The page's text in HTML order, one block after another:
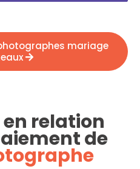
mariage
en relation
de